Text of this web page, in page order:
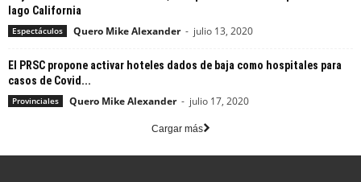
lago California
Espectáculos Quero Mike Alexander - julio 13, 2020
El PRSC propone activar hoteles dados de baja como hospitales para
casos de Covid...
Provinciales Quero Mike Alexander - julio 17, 2020
Cargar más